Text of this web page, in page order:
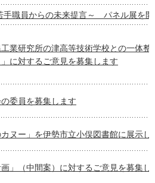
手職員からの未来提言～ パネル展を
工業研究所の津高等技術学校との一体
に対するご意見を募集します
委員を募集します
ヌー」を伊勢市立小俣図書館に展示し
画」（中間案）に対するご意見を募集し